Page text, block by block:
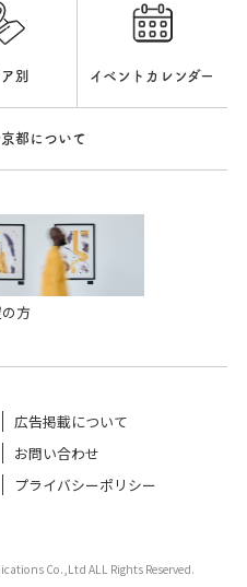
別 イベントカレンダー
都について
方
広告掲載について
お問い合わせ
プライバシーポリシー
Co.,Ltd ALL Rights Reserved.